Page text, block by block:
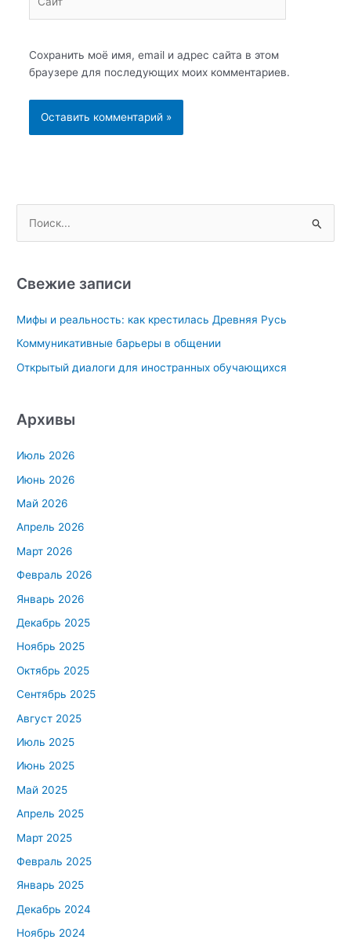
Сохранить моё имя, email и адрес сайта в этом
браузере для последующих моих комментариев.
с
:
Свежие записи
Мифы и реальность: как крестилась Древняя Русь
Коммуникативные барьеры в общении
Открытый диалоги для иностранных обучающихся
Архивы
Июль 2026
Июнь 2026
Май 2026
Апрель 2026
Март 2026
Февраль 2026
Январь 2026
Декабрь 2025
Ноябрь 2025
Октябрь 2025
Сентябрь 2025
Август 2025
Июль 2025
Июнь 2025
Май 2025
Апрель 2025
Март 2025
Февраль 2025
Январь 2025
Декабрь 2024
Ноябрь 2024